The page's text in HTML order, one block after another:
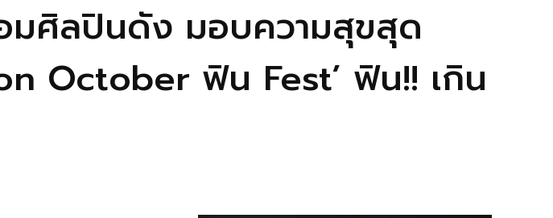
มศิลปินดัง มอบความสุขสุด
October ฟิน Fest’ ฟิน!! เกิน